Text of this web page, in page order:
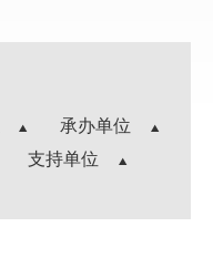
承办单位
支持单位